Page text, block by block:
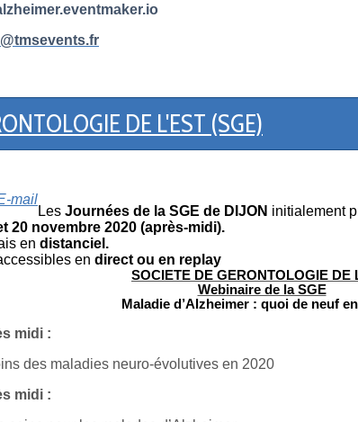
DE L'EST (SGE)
mail
Les Journées de la SGE de DIJON initialement
20 novembre 2020 (après-midi).
en distanciel.
en direct ou en replay
SOCIETE DE GERONTOLOGIE DE
Webinaire de la SGE
Maladie d’Alzheimer : quoi de neuf
midi :
des maladies neuro-évolutives en 2020
midi :